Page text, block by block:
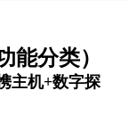
能分类）
主机+数字探